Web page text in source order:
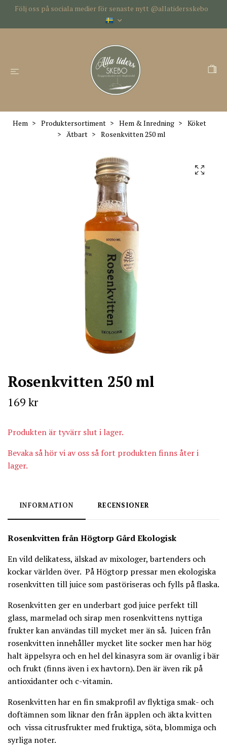
Följ oss på sociala medier för senaste nytt @allatidersskebo
Hem Produktersortiment Hem & Inredning
Köket
Ätbart
Rosenkvitten 250 ml
Rosenkvitten 250 ml
169 kr
Produkten är tyvärr slut i lager.
Bevaka så hör vi av oss så fort produkten finns åter i
lager.
INFORMATION RECENSIONER
Rosenkvitten från Högtorp Gård Ekologisk
En vild delikatess, älskad av mixologer, bartenders och
kockar världen över. På Högtorp pressar men ekologiska
rosenkvitten till juice som pastöriseras och fylls på flaska.
Rosenkvitten ger en underbart god juice perfekt till
glass, marmelad och sirap men rosenkvittens nyttiga
frukter kan användas till mycket mer än så. Juicen från
rosenkvitten innehåller mycket lite socker men har hög
halt äppelsyra och en hel del kinasyra som är ovanlig i bär
och frukt (finns även i ex havtorn). Den är även rik på
antioxidanter och c-vitamin.
Rosenkvitten har en fin smakprofil av flyktiga smak- och
doftämnen som liknar den från äpplen och äkta kvitten
och vissa citrusfrukter med fruktiga, söta, blommiga och
syrliga noter.